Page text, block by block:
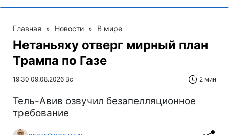
Главная » Новости » В мире
Нетаньяху отверг мирный план
Трампа по Газе
19:30 09.08.2026 Вс 2 мин
Тель-Авив озвучил безапелляционное
требование